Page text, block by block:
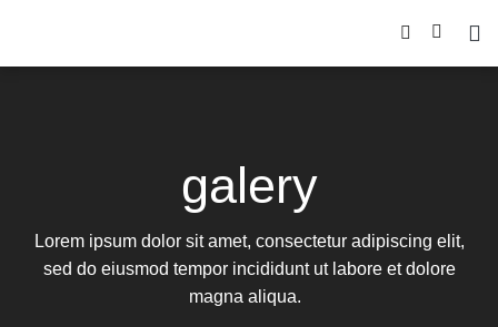
galery
Lorem ipsum dolor sit amet, consectetur adipiscing elit,
sed do eiusmod tempor incididunt ut labore et dolore
magna aliqua.